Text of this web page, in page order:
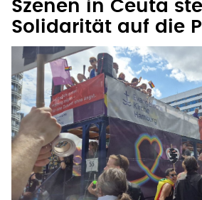
Szenen in Ceuta
Solidarität auf die